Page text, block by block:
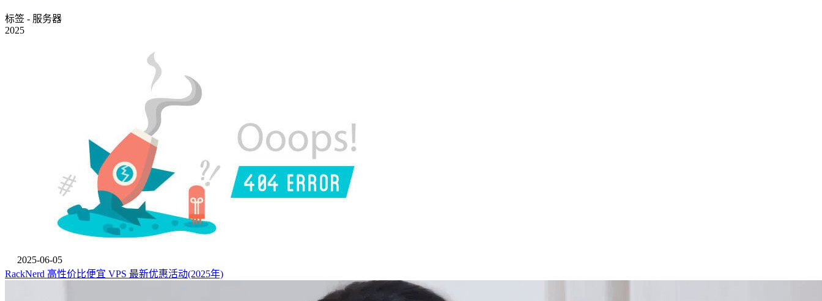
标签 - 服务器
2025
2025-06-05
RackNerd 高性价比便宜 VPS 最新优惠活动(2025年)